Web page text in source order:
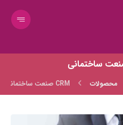
محصولات CRM صنعت ساختمانی